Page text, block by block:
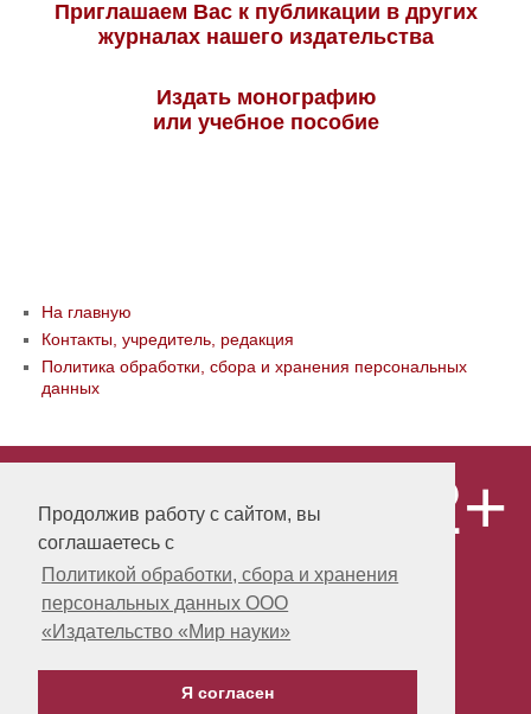
Продолжив работу с сайтом, вы
соглашаетесь с
Политикой обработки, сбора и хранения
персональных данных ООО
«Издательство «Мир науки»
Я согласен
Приглашаем Вас к публикации в других
журналах нашего издательства
Издать монографию
или учебное пособие
На главную
Контакты, учредитель, редакция
Политика обработки, сбора и хранения персональных
данных
«Publishing company «World of science»,
LLC Материалы, размещенные на сайте,
охраняются Законом о защите авторских
прав. Публикация любых материалов
этого сайта запрещена без
предварительного согласования с
издательством. Авторские права на
публикации принадлежат их авторам.
Разработка и поддержка сайта -
12+